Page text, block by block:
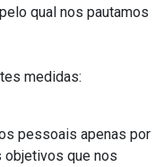
qual nos pautamos
medidas:
pessoais apenas por
objetivos que nos